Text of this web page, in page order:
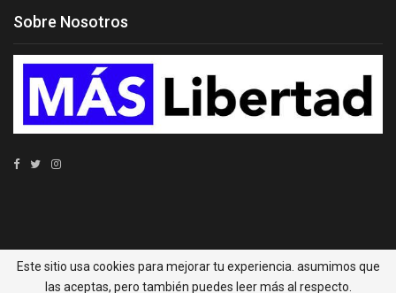
Sobre Nosotros
© 2023 - MÁS Libertad. Todos los derechos reservados.
MÁS Libertad las principales noticias económicas de
Este sitio usa cookies para mejorar tu experiencia. asumimos que
las aceptas, pero también puedes leer más al respecto.